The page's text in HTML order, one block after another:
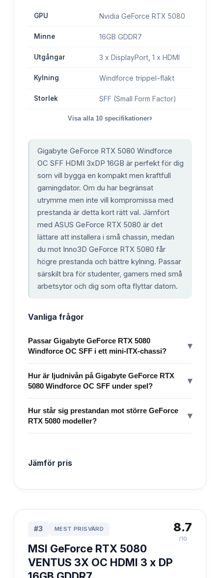
GPU Nvidia GeForce RTX 5080
Minne 16GB GDDR7
Utgångar 3 x DisplayPort, 1 x HDMI
Kylning Windforce trippel-fläkt
Storlek SFF (Small Form Factor)
Visa alla 10 specifikationer›
Gigabyte GeForce RTX 5080 Windforce
OC SFF HDMI 3xDP 16GB är perfekt för dig
som vill bygga en kompakt men kraftfull
gamingdator. Om du har begränsat
utrymme men inte vill kompromissa med
prestanda är detta kort rätt val. Jämfört
med ASUS GeForce RTX 5080 är det
lättare att installera i små chassin, medan
du mot Inno3D GeForce RTX 5080 får
högre prestanda och bättre kylning. Passar
särskilt bra för studenter, gamers med små
arbetsytor och dig som ofta flyttar datorn.
Vanliga frågor
Passar Gigabyte GeForce RTX 5080
Windforce OC SFF i ett mini-ITX-chassi?
▾
Hur är ljudnivån på Gigabyte GeForce RTX
5080 Windforce OC SFF under spel?
▾
Hur står sig prestandan mot större GeForce
RTX 5080 modeller?
▾
Jämför pris
#3 MEST PRISVÄRD
MSI GeForce RTX 5080
VENTUS 3X OC HDMI 3 x DP
8.7
/10